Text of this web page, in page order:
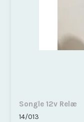
Songle 12v Relæ
14/013